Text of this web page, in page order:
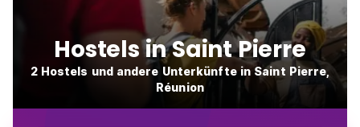
Hostels in Saint Pierre
2 Hostels und andere Unterkünfte in Saint Pierre,
Réunion